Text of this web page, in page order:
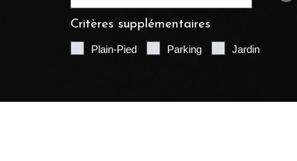
Critères supplémentaires
Plain-Pied Parking Jardin